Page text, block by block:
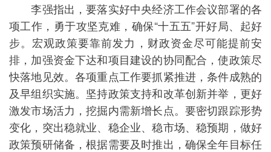
李强指出，要落实好中央经济工作会议部署的各
项工作，勇于攻坚克难，确保“十五五”开好局、起好
步。宏观政策要靠前发力，财政资金尽可能提前安
排，加强资金下达和项目建设的协同配合，使政策尽
快落地见效。各项重点工作要抓紧推进，条件成熟的
及早组织实施。坚持政策支持和改革创新并举，更好
激发市场活力，挖掘内需新增长点。要密切跟踪形势
变化，突出稳就业、稳企业、稳市场、稳预期，做好
政策预研储备，根据需要及时推出，确保全年目标任